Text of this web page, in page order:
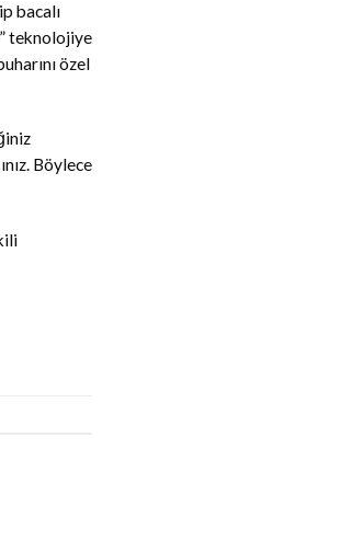
bacalı
teknolojiye
özel
Böylece